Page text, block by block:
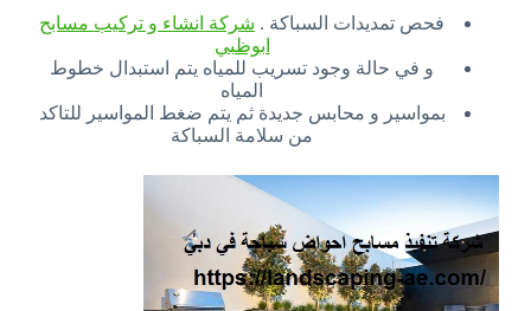
فحص تمديدات السباكة . شركة انشاء و تركيب مسابح
ابوظبي
و في حالة وجود تسريب للمياه يتم استبدال خطوط
المياه
بمواسير و محابس جديدة ثم يتم ضغط المواسير للتاكد
من سلامة السباكة